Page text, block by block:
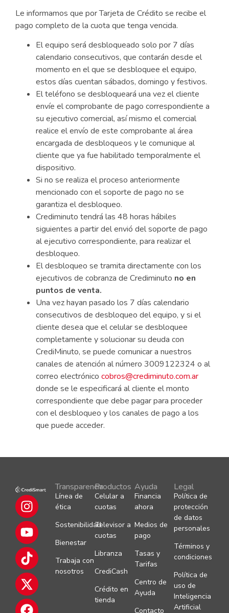
Le informamos que por Tarjeta de Crédito se recibe el
pago completo de la cuota que tenga vencida.
El equipo será desbloqueado solo por 7 días
calendario consecutivos, que contarán desde el
momento en el que se desbloquee el equipo,
estos días cuentan sábados, domingo y festivos.
El teléfono se desbloqueará una vez el cliente
envíe el comprobante de pago correspondiente a
su ejecutivo comercial, así mismo el comercial
realice el envío de este comprobante al área
encargada de desbloqueos y le comunique al
cliente que ya fue habilitado temporalmente el
dispositivo.
Si no se realiza el proceso anteriormente
mencionado con el soporte de pago no se
garantiza el desbloqueo.
Crediminuto tendrá las 48 horas hábiles
siguientes a partir del envió del soporte de pago
al ejecutivo correspondiente, para realizar el
desbloqueo.
El desbloqueo se tramita directamente con los
ejecutivos de cobranza de Crediminuto no en
puntos de venta.
Una vez hayan pasado los 7 días calendario
consecutivos de desbloqueo del equipo, y si el
cliente desea que el celular se desbloquee
completamente y solucionar su deuda con
CrediMinuto, se puede comunicar a nuestros
canales de atención al número 3009122324 o al
correo electrónico cobros@crediminuto.com.ar
donde se le especificará al cliente el monto
correspondiente que debe pagar para proceder
con el desbloqueo y los canales de pago a los
que puede acceder.
Transparencia
Línea de
ética
Sostenibilidad
Bienestar
Trabaja con
nosotros
Productos
Celular a
cuotas
Televisor a
cuotas
Libranza
CrediCash
Crédito en
tienda
Ayuda
Financia
ahora
Medios de
pago
Tasas y
Tarifas
Centro de
Ayuda
Contacto
Legal
Política de
protección
de datos
personales
Términos y
condiciones
Política de
uso de
Inteligencia
Artificial